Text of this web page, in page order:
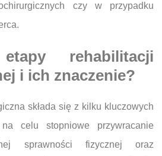
czy w przypadku
rehabilitacji
i ich znaczenie?
składa się z kilku kluczowych
celu stopniowe przywracanie
sprawności fizycznej oraz